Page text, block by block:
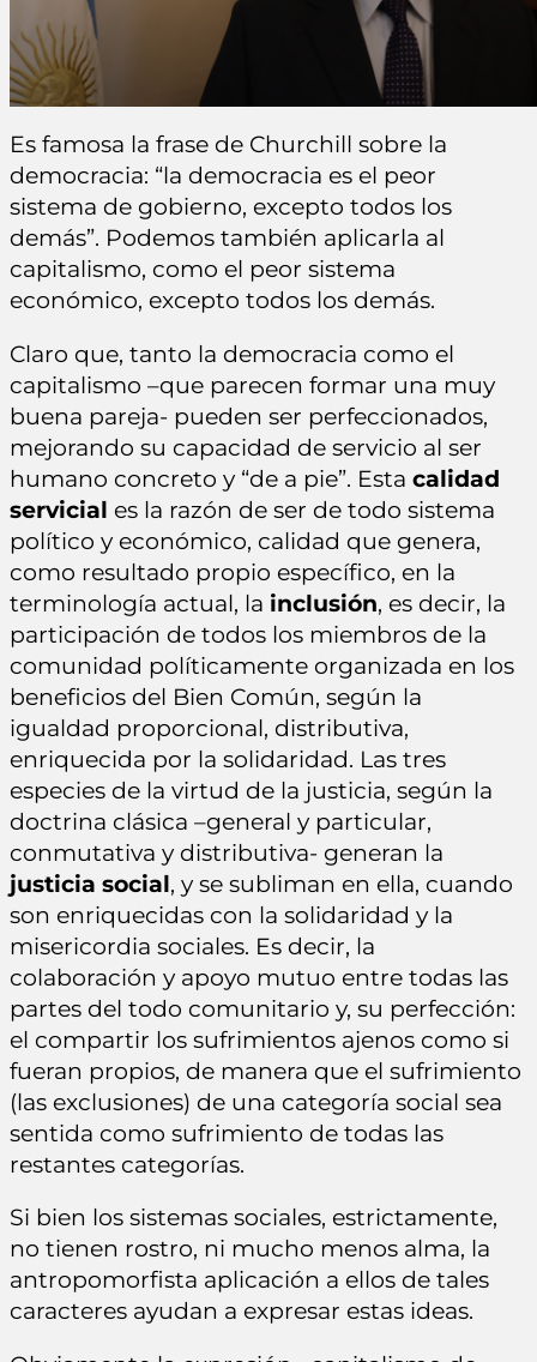
Es famosa la frase de Churchill sobre la
democracia: “la democracia es el peor
sistema de gobierno, excepto todos los
demás”. Podemos también aplicarla al
capitalismo, como el peor sistema
económico, excepto todos los demás.
Claro que, tanto la democracia como el
capitalismo –que parecen formar una muy
buena pareja- pueden ser perfeccionados,
mejorando su capacidad de servicio al ser
humano concreto y “de a pie”. Esta calidad
servicial es la razón de ser de todo sistema
político y económico, calidad que genera,
como resultado propio específico, en la
terminología actual, la inclusión, es decir, la
participación de todos los miembros de la
comunidad políticamente organizada en los
beneficios del Bien Común, según la
igualdad proporcional, distributiva,
enriquecida por la solidaridad. Las tres
especies de la virtud de la justicia, según la
doctrina clásica –general y particular,
conmutativa y distributiva- generan la
justicia social, y se subliman en ella, cuando
son enriquecidas con la solidaridad y la
misericordia sociales. Es decir, la
colaboración y apoyo mutuo entre todas las
partes del todo comunitario y, su perfección:
el compartir los sufrimientos ajenos como si
fueran propios, de manera que el sufrimiento
(las exclusiones) de una categoría social sea
sentida como sufrimiento de todas las
restantes categorías.
Si bien los sistemas sociales, estrictamente,
no tienen rostro, ni mucho menos alma, la
antropomorfista aplicación a ellos de tales
caracteres ayudan a expresar estas ideas.